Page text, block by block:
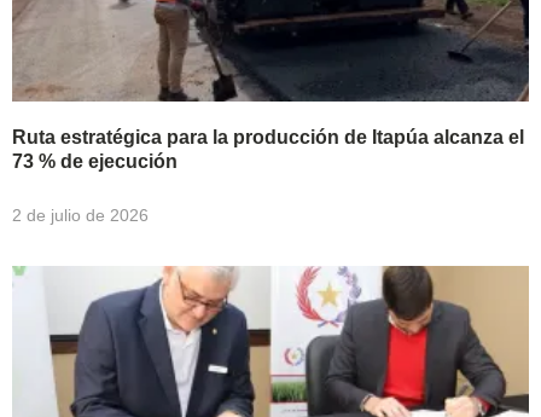
Ruta estratégica para la producción de Itapúa alcanza el
73 % de ejecución
2 de julio de 2026